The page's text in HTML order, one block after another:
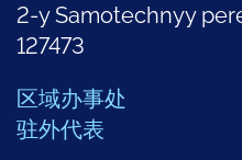
2-y Samotechnyy
127473
区域办事处
驻外代表